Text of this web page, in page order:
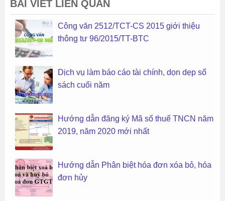
BÀI VIẾT LIÊN QUAN
Công văn 2512/TCT-CS 2015 giới thiệu
thông tư 96/2015/TT-BTC
Dịch vụ làm báo cáo tài chính, dọn dẹp sổ
sách cuối năm
Hướng dẫn đăng ký Mã số thuế TNCN năm
2019, năm 2020 mới nhất
Hướng dẫn Phân biệt hóa đơn xóa bỏ, hóa
đơn hủy